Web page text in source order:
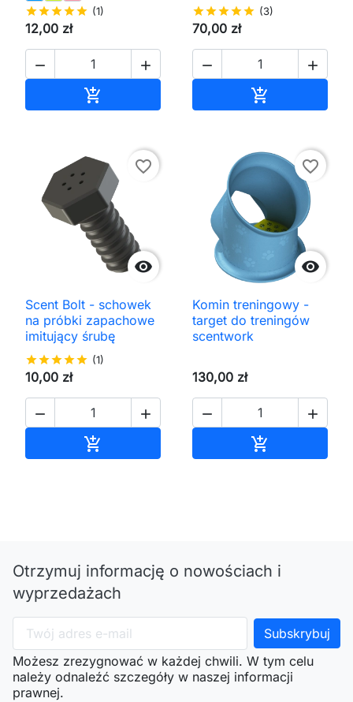
starstarstarstarstar (1)
12,00 zł
 

starstarstarstarstar (3)
70,00 zł
 


favorite_border
Scent Bolt - schowek
na próbki zapachowe
imitujący śrubę
starstarstarstarstar (1)
10,00 zł
 


favorite_border
Komin treningowy -
target do treningów
scentwork
130,00 zł
 

Otrzymuj informację o nowościach i
wyprzedażach
Możesz zrezygnować w każdej chwili. W tym celu
należy odnaleźć szczegóły w naszej informacji
prawnej.